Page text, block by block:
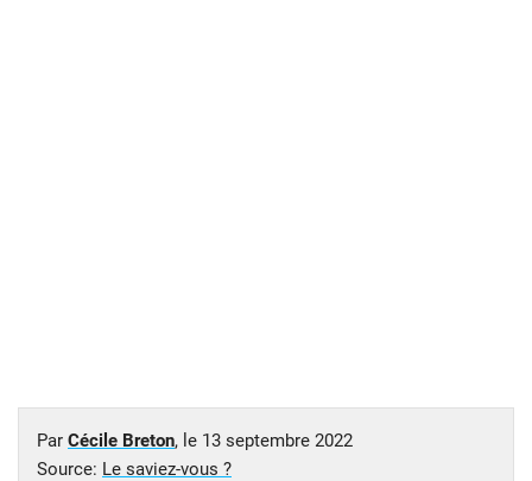
Par Cécile Breton, le 13 septembre 2022
Source: Le saviez-vous ?